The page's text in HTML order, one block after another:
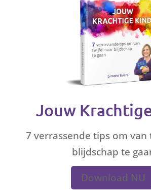
Jouw
7 verrassende tips om
blijdschap te
Download NU